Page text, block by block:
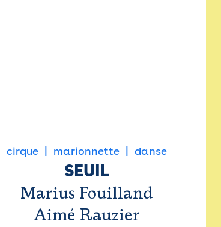
cirque marionnette danse
SEUIL
Marius Fouilland
Aimé Rauzier